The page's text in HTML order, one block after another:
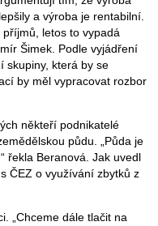
a výroba je rentabilní.
příjmů, letos to vypadá
Šimek. Podle vyjádření
skupiny, která by se
by měl vypracovat rozbor
někteří podnikatelé
půdu. „Půda je
řekla Beranová. Jak uvedl
ČEZ o využívání zbytků z
„Chceme dále tlačit na